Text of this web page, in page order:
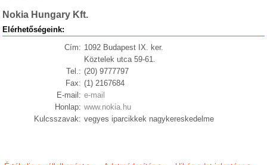
Nokia Hungary Kft.
Elérhetőségeink:
Cím: 1092 Budapest IX. ker.
Köztelek utca 59-61.
Tel.: (20) 9777797
Fax: (1) 2167684
E-mail: e-mail
Honlap: www.nokia.hu
Kulcsszavak: vegyes iparcikkek nagykereskedelme